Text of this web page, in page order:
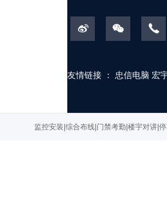
友情链接 ： 忠信电脑 宏
监控安装|综合布线|门禁考勤|楼宇对讲|